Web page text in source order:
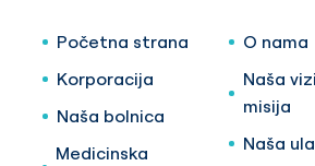
Početna strana
Korporacija
Naša bolnica
Medicinska
O nama
Naša
misija
Naša